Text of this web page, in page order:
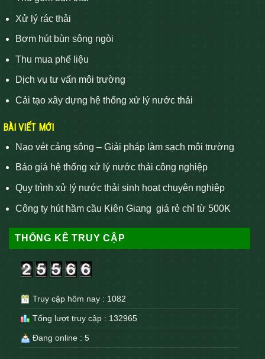
Xử lý rác thải
Bơm hút bùn sông ngòi
Thu mua phế liệu
Dịch vụ tư vấn môi trường
Cải tạo xây dựng hệ thống xử lý nước thải
BÀI VIẾT MỚI
Nạo vét cảng sông – Giải pháp làm sạch môi trường
Báo giá hệ thống xử lý nước thải công nghiệp
Quy trình xử lý nước thải sinh hoạt chuyên nghiệp
Công ty hút hầm cầu Kiên Giang giá rẻ chỉ từ 500K
THỐNG KÊ TRUY CẬP
Truy cập hôm nay : 1082
Tổng lượt truy cập : 132965
Đang online : 5